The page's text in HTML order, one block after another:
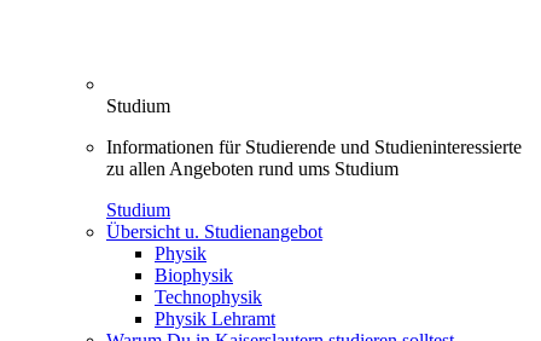
Studium
Informationen für Studierende und Studieninteressierte
zu allen Angeboten rund ums Studium
Studium
Übersicht u. Studienangebot
Physik
Biophysik
Technophysik
Physik Lehramt